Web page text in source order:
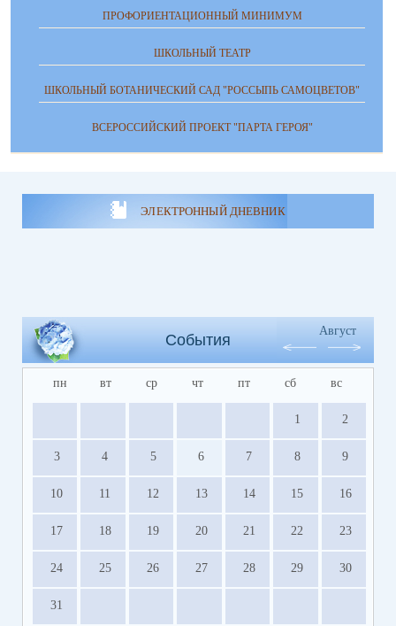
ПРОФОРИЕНТАЦИОННЫЙ МИНИМУМ
ШКОЛЬНЫЙ ТЕАТР
ШКОЛЬНЫЙ БОТАНИЧЕСКИЙ САД "РОССЫПЬ САМОЦВЕТОВ"
ВСЕРОССИЙСКИЙ ПРОЕКТ "ПАРТА ГЕРОЯ"
ЭЛЕКТРОННЫЙ ДНЕВНИК
События
Август
пн вт ср чт пт сб вс
1 2
3 4 5 6 7 8 9
10 11 12 13 14 15 16
17 18 19 20 21 22 23
24 25 26 27 28 29 30
31